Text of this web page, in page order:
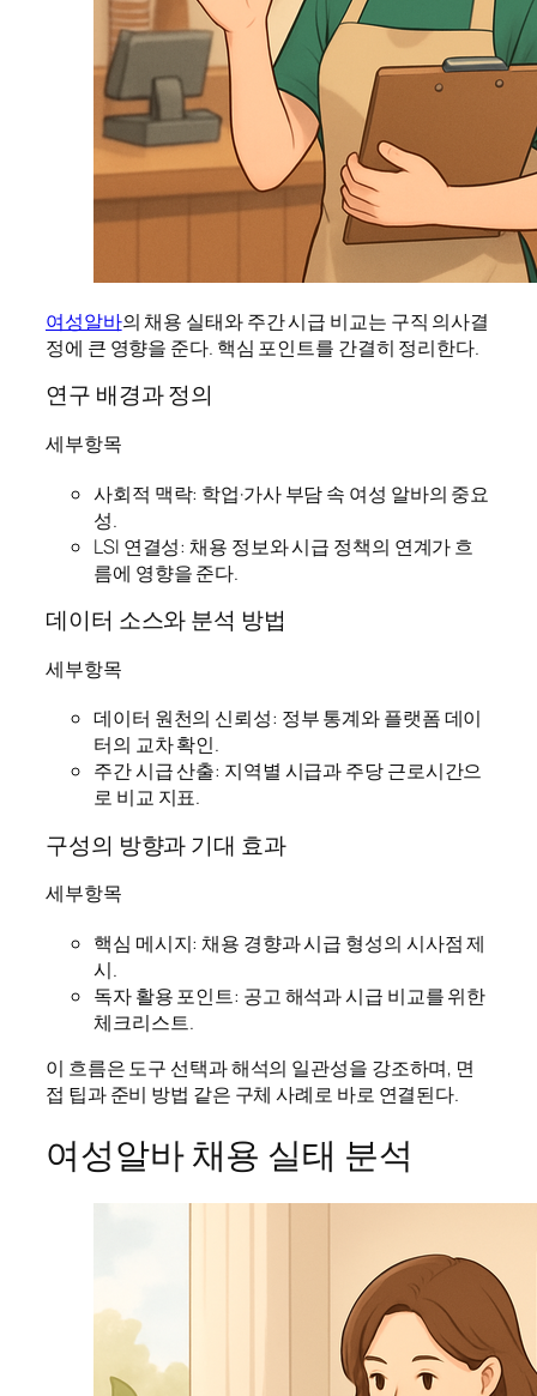
여성알바의 채용 실태와 주간 시급 비교는 구직 의사결
정에 큰 영향을 준다. 핵심 포인트를 간결히 정리한다.
연구 배경과 정의
세부항목
사회적 맥락: 학업·가사 부담 속 여성 알바의 중요
성.
LSI 연결성: 채용 정보와 시급 정책의 연계가 흐
름에 영향을 준다.
데이터 소스와 분석 방법
세부항목
데이터 원천의 신뢰성: 정부 통계와 플랫폼 데이
터의 교차 확인.
주간 시급 산출: 지역별 시급과 주당 근로시간으
로 비교 지표.
구성의 방향과 기대 효과
세부항목
핵심 메시지: 채용 경향과 시급 형성의 시사점 제
시.
독자 활용 포인트: 공고 해석과 시급 비교를 위한
체크리스트.
이 흐름은 도구 선택과 해석의 일관성을 강조하며, 면
접 팁과 준비 방법 같은 구체 사례로 바로 연결된다.
여성알바 채용 실태 분석